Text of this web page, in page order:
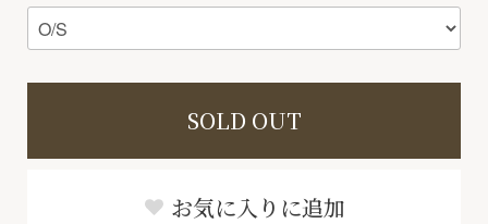
SOLD OUT
お気に入りに追加